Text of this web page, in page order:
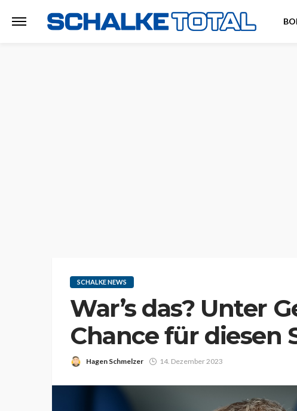
SCHALKE NEWS
War’s das? Unter
Chance für diesen
Hagen Schmelzer 14. Dezember 2023